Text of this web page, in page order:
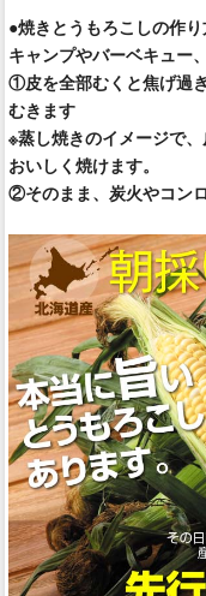
●焼きとうもろこしの作
キャンプやバーベキュー
①皮を全部むくと焦げ過
むきます
※蒸し焼きのイメージで
おいしく焼けます。
②そのまま、炭火やコン